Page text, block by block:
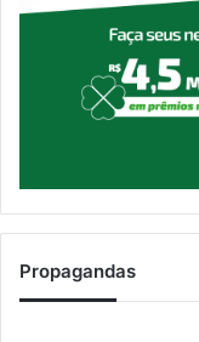
Propagandas